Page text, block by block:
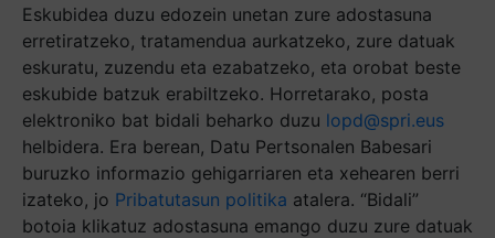
Eskubidea duzu edozein unetan zure adostasuna
erretiratzeko, tratamendua aurkatzeko, zure datuak
eskuratu, zuzendu eta ezabatzeko, eta orobat beste
eskubide batzuk erabiltzeko. Horretarako, posta
elektroniko bat bidali beharko duzu lopd@spri.eus
helbidera. Era berean, Datu Pertsonalen Babesari
buruzko informazio gehigarriaren eta xehearen berri
izateko, jo Pribatutasun politika atalera. “Bidali”
botoia klikatuz adostasuna emango duzu zure datuak